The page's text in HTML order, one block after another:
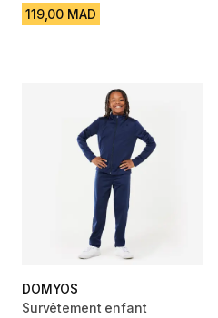
119,00 MAD
DOMYOS
Survêtement enfant